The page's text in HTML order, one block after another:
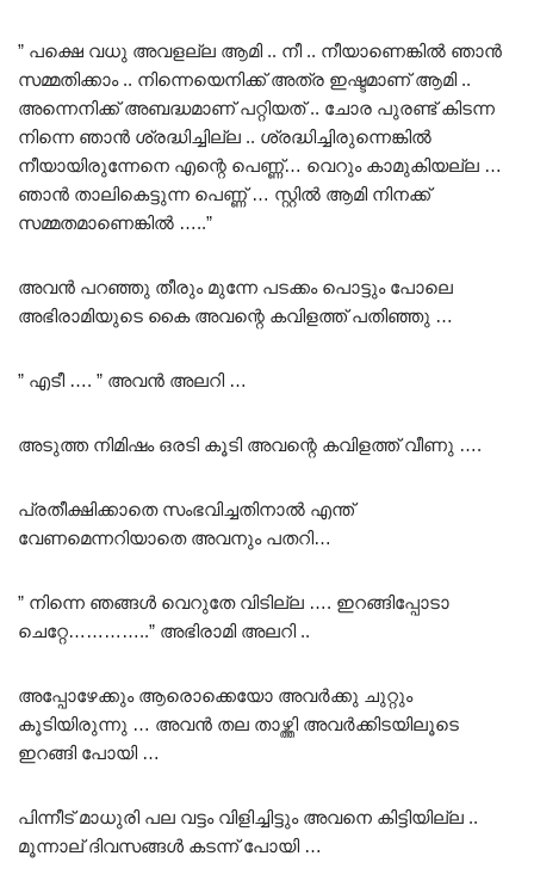
” പക്ഷെ വധു അവളല്ല ആമി .. നീ .. നീയാണെങ്കിൽ ഞാൻ
സമ്മതിക്കാം .. നിന്നെയെനിക്ക് അത്ര ഇഷ്ടമാണ് ആമി ..
അന്നെനിക്ക് അബദ്ധമാണ് പറ്റിയത് .. ചോര പുരണ്ട് കിടന്ന
നിന്നെ ഞാൻ ശ്രദ്ധിച്ചില്ല .. ശ്രദ്ധിച്ചിരുന്നെങ്കിൽ
നീയായിരുന്നേനെ എന്റെ പെണ്ണ്… വെറും കാമുകിയല്ല …
ഞാൻ താലികെട്ടുന്ന പെണ്ണ് … സ്റ്റിൽ ആമി നിനക്ക്
സമ്മതമാണെങ്കിൽ …..”
അവൻ പറഞ്ഞു തീരും മുന്നേ പടക്കം പൊട്ടും പോലെ
അഭിരാമിയുടെ കൈ അവന്റെ കവിളത്ത് പതിഞ്ഞു …
” എടീ …. ” അവൻ അലറി …
അടുത്ത നിമിഷം ഒരടി കൂടി അവന്റെ കവിളത്ത് വീണു ….
പ്രതീക്ഷിക്കാതെ സംഭവിച്ചതിനാൽ എന്ത്
വേണമെന്നറിയാതെ അവനും പതറി…
” നിന്നെ ഞങ്ങൾ വെറുതേ വിടില്ല …. ഇറങ്ങിപ്പോടാ
ചെറ്റേ…………..” അഭിരാമി അലറി ..
അപ്പോഴേക്കും ആരൊക്കെയോ അവർക്കു ചുറ്റും
കൂടിയിരുന്നു … അവൻ തല താഴ്ത്തി അവർക്കിടയിലൂടെ
ഇറങ്ങി പോയി …
പിന്നീട് മാധുരി പല വട്ടം വിളിച്ചിട്ടും അവനെ കിട്ടിയില്ല ..
മൂന്നാല് ദിവസങ്ങൾ കടന്ന് പോയി …